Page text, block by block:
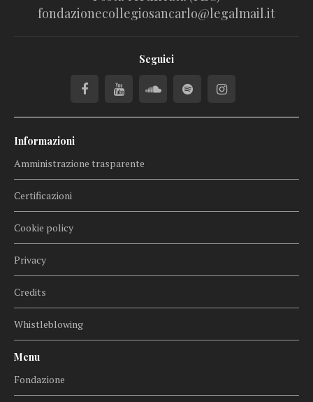
fondazionecollegiosancarlo@legalmail.it
Seguici
Informazioni
Amministrazione trasparente
Certificazioni
Cookie policy
Privacy
Credits
Whistleblowing
Menu
Fondazione